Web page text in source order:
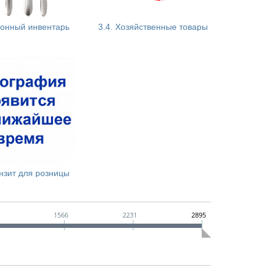
инвентарь
ХОЗТОРГ (КУХ.УТВАРЬ. РОССИЯ, БЕЛАРУСЬ, УКРАИНА)
* ИНВЕСТ АЛЬЯНС (ТОВАРЫ Д/КУХНИ. КИТАЙ)
3.4. Хозяйственные товары
для розницы
1566 2231 2895